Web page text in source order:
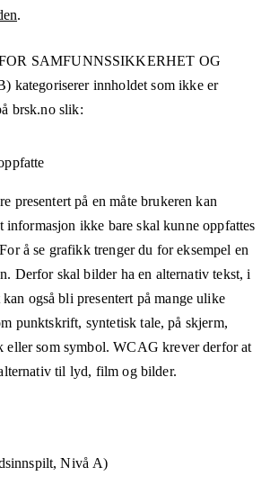
.
SAMFUNNSSIKKERHET OG
kategoriserer innholdet som ikke er
brsk.noslik:
presentert på en måte brukeren kan
informasjon ikke bare skal kunne oppfattes
å se grafikk trenger du for eksempel en
Derfor skal bilder ha en alternativ tekst, i
også bli presentert på mange ulike
punktskrift, syntetisk tale, på skjerm,
eller som symbol. WCAG krever derfor at
til lyd, film og bilder.
Nivå A)